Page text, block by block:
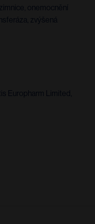
onemocnění
zvýšená
Europharm Limited,